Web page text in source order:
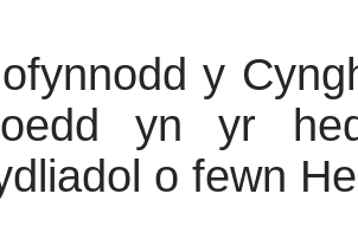
y
yn yr
o fewn